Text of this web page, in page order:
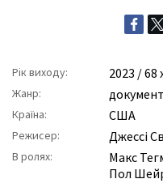
Рік виходу: 2023 / 68
Жанр:
Країна: США
Режисер: Джессі
В ролях: Макс
Пол